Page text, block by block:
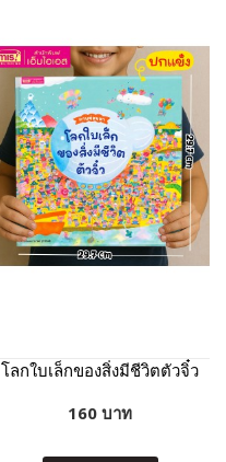
โลกใบเล็กของสิ่งมีชีวิตตัวจิ๋ว
160 บาท